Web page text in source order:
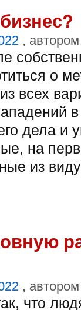
, автором
о
всех
дела и
на
из
, автором
что